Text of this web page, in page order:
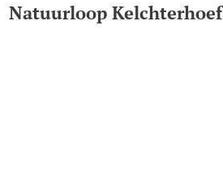
Natuurloop Kelchterhoef